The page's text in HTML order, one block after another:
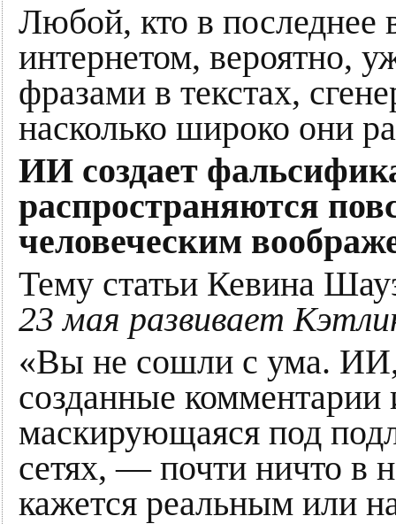
Любой, кто в последнее
интернетом, вероятно,
фразами в текстах,
насколько широко они
ИИ создает
распространяются
человеческим
Тему статьи Кевина
23 мая развивает
«Вы не сошли с ума. ИИ,
созданные комментарии
маскирующаяся под
сетях, — почти ничто в
кажется реальным или